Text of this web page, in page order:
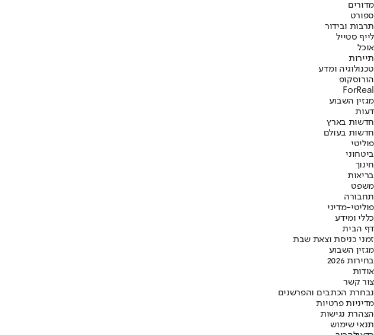
מדורים
ספורט
תרבות ובידור
לייף סטייל
אוכל
תיירות
טכנולוגיה ומדע
הורוסקופ
ForReal
מגזין השבוע
דעות
חדשות בארץ
חדשות בעולם
פוליטי
ביטחוני
חינוך
בריאות
משפט
תחבורה
פוליטי-מדיני
כללי ומידע
דף הבית
זמני כניסת וצאת שבת
מגזין השבוע
בחירות 2026
אודות
צור קשר
נבחרת הכתבים והפרשנים
מדיניות פרטיות
הצהרת נגישות
תנאי שימוש